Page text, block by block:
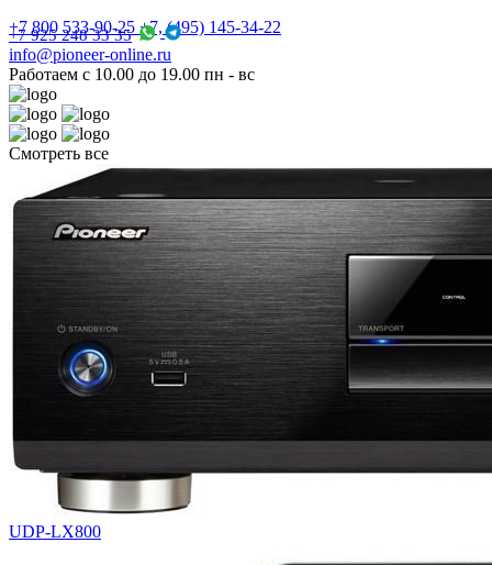
+7 800 533-90-25 +7, (495) 145-34-22
+7 925 248 33 35
info@pioneer-online.ru
Работаем с 10.00 до 19.00 пн - вс
Смотреть все
UDP-LX800